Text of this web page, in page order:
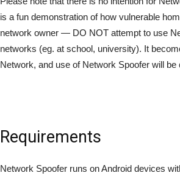
is a fun demonstration of how vulnerable
network owner — DO NOT attempt to use
networks (eg. at school, university). It
Network, and use of Network Spoofer will
Requirements
Network Spoofer runs on Android devices